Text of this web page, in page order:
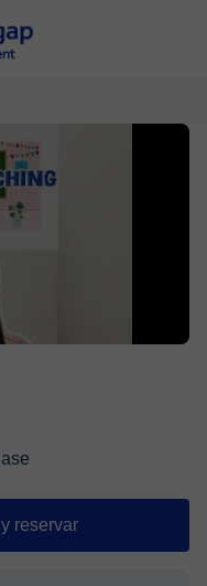
reservar